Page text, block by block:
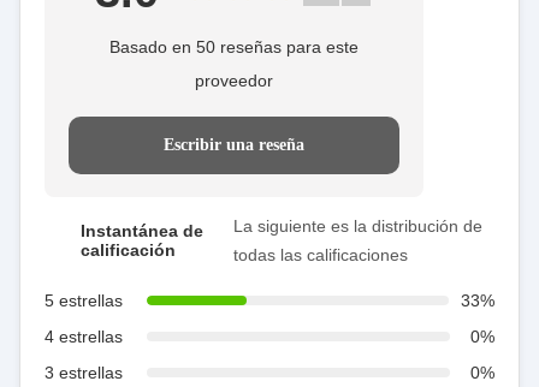
Basado en 50 reseñas para este
proveedor
Escribir una reseña
Instantánea de
calificación
La siguiente es la distribución de
todas las calificaciones
5 estrellas
33%
4 estrellas
0%
3 estrellas
0%